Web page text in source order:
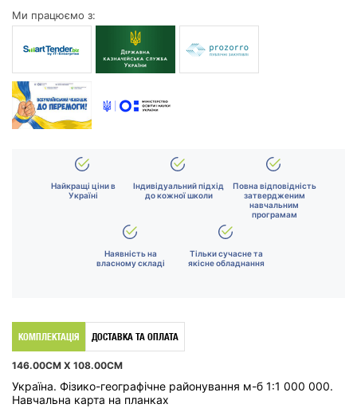
Ми працюємо з:
Найкращі ціни в
Україні
Індивідуальний підхід
до кожної школи
Повна відповідність
затвердженим
навчальним
програмам
Наявність на
власному складі
Тільки сучасне та
якісне обладнання
КОМПЛЕКТАЦІЯ ДОСТАВКА ТА ОПЛАТА
146.00CM X 108.00CM
Україна. Фізико-географічне районування м-б 1:1 000 000.
Навчальна карта на планках